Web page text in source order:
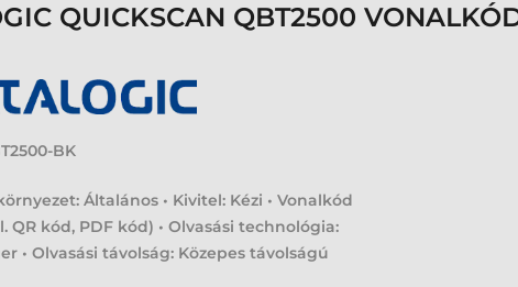
QUICKSCAN QBT2500
BK
Általános • Kivitel: Kézi • Vonalkód
QR kód, PDF kód) • Olvasási technológia:
• Olvasási távolság: Közepes távolságú